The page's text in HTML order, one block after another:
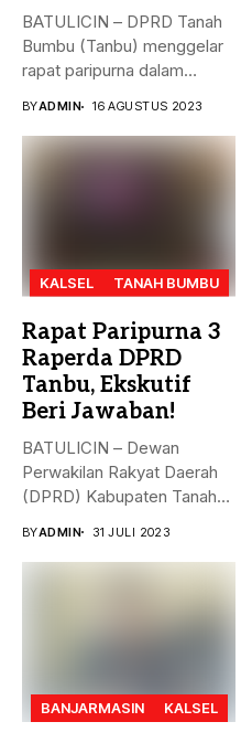
BATULICIN – DPRD Tanah
Bumbu (Tanbu) menggelar
rapat paripurna dalam
BYADMIN 16 AGUSTUS 2023
KALSEL TANAH BUMBU
Rapat Paripurna 3
Raperda DPRD
Tanbu, Ekskutif
Beri Jawaban!
BATULICIN – Dewan
Perwakilan Rakyat Daerah
(DPRD) Kabupaten Tanah
BYADMIN 31 JULI 2023
BANJARMASIN KALSEL